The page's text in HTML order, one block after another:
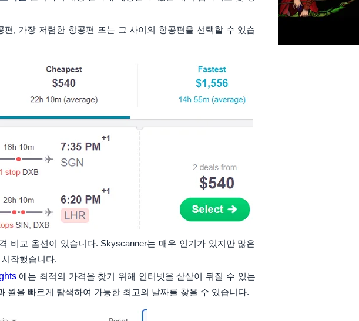
, 가장 저렴한 항공편 또는 그 사이의 항공편을 선택할 수 있습
비교 옵션이 있습니다. Skyscanner는 매우 인기가 있지만 많은
작했습니다.
에는 최적의 가격을 찾기 위해 인터넷을 샅샅이 뒤질 수 있는
월을 빠르게 탐색하여 가능한 최고의 날짜를 찾을 수 있습니다.